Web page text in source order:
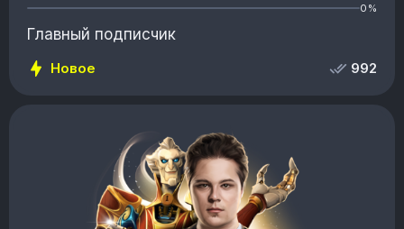
0%
Главный подписчик
Новое 992